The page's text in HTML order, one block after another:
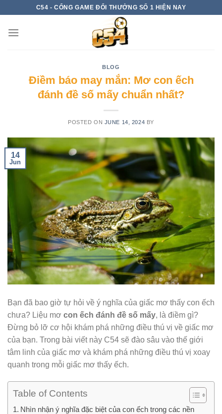
content
C54 - CỔNG GAME ĐỔI THƯỞNG SỐ 1 HIỆN NAY
BLOG
Điềm báo may mắn: Mơ con ếch
đánh đề số mấy chuẩn nhất?
POSTED ON JUNE 14, 2024 BY
14
Jun
Bạn đã bao giờ tự hỏi về ý nghĩa của giấc mơ thấy con ếch
chưa? Liệu mơ con ếch đánh đề số mấy, là điềm gì?
Đừng bỏ lỡ cơ hội khám phá những điều thú vị về giấc mơ
của bạn. Trong bài viết này C54 sẽ đào sâu vào thế giới
tâm linh của giấc mơ và khám phá những điều thú vị xoay
quanh trong mỗi giấc mơ thấy ếch.
Table of Contents
Nhìn nhận ý nghĩa đặc biệt của con ếch trong các nền